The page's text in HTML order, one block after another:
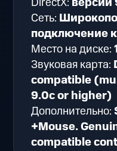
Сеть:
подключение
Место на диске:
Звуковая карта:
compatible
9.0c or higher)
Дополнительно:
+Mouse.
compatible